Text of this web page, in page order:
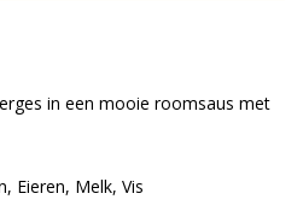
in een mooie roomsaus met
Eieren, Melk, Vis